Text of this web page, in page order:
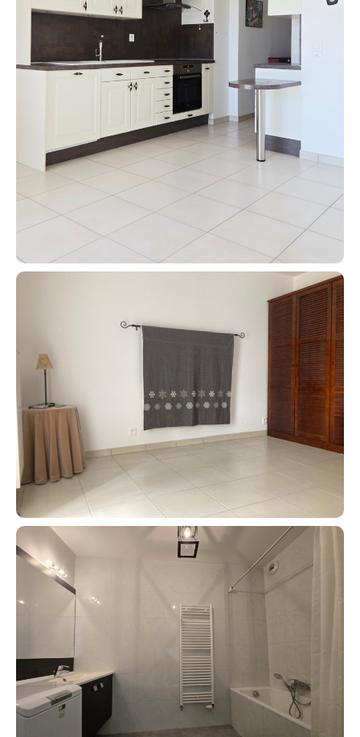
Contact an advisor
Estimate/Sell
Buy
Recruitment
Guides